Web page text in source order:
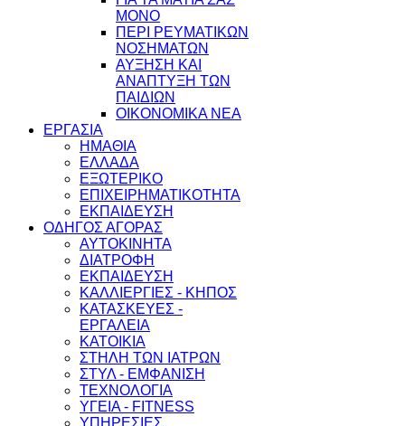
ΜΟΝΟ
ΠΕΡΙ ΡΕΥΜΑΤΙΚΩΝ
ΝΟΣΗΜΑΤΩΝ
ΑΥΞΗΣΗ ΚΑΙ
ΑΝΑΠΤΥΞΗ ΤΩΝ
ΠΑΙΔΙΩΝ
ΟΙΚΟΝΟΜΙΚΑ ΝΕΑ
ΕΡΓΑΣΙΑ
ΗΜΑΘΙΑ
ΕΛΛΑΔΑ
ΕΞΩΤΕΡΙΚΟ
ΕΠΙΧΕΙΡΗΜΑΤΙΚΟΤΗΤΑ
ΕΚΠΑΙΔΕΥΣΗ
ΟΔΗΓΟΣ ΑΓΟΡΑΣ
ΑΥΤΟΚΙΝΗΤΑ
ΔΙΑΤΡΟΦΗ
ΕΚΠΑΙΔΕΥΣΗ
ΚΑΛΛΙΕΡΓΙΕΣ - ΚΗΠΟΣ
ΚΑΤΑΣΚΕΥΕΣ -
ΕΡΓΑΛΕΙΑ
ΚΑΤΟΙΚΙΑ
ΣΤΗΛΗ ΤΩΝ ΙΑΤΡΩΝ
ΣΤΥΛ - ΕΜΦΑΝΙΣΗ
ΤΕΧΝΟΛΟΓΙΑ
ΥΓΕΙΑ - FITNESS
ΥΠΗΡΕΣΙΕΣ